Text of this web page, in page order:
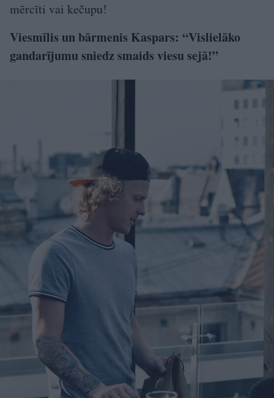
mērcīti vai kečupu!
Viesmīlis un bārmenis Kaspars: “Vislielāko
gandarījumu sniedz smaids viesu sejā!”